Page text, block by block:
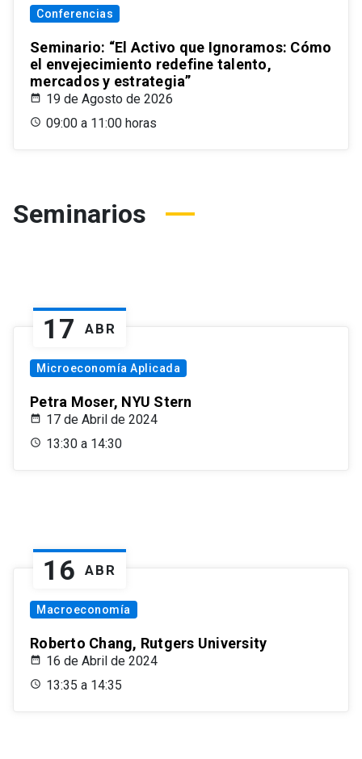
Conferencias
Seminario: “El Activo que Ignoramos: Cómo
el envejecimiento redefine talento,
mercados y estrategia”
19 de Agosto de 2026
09:00 a 11:00 horas
Seminarios
17 ABR
Microeconomía Aplicada
Petra Moser, NYU Stern
17 de Abril de 2024
13:30 a 14:30
16 ABR
Macroeconomía
Roberto Chang, Rutgers University
16 de Abril de 2024
13:35 a 14:35